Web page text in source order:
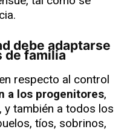
de familia
respecto al control
a los progenitores,
y también a todos los
tíos, sobrinos,